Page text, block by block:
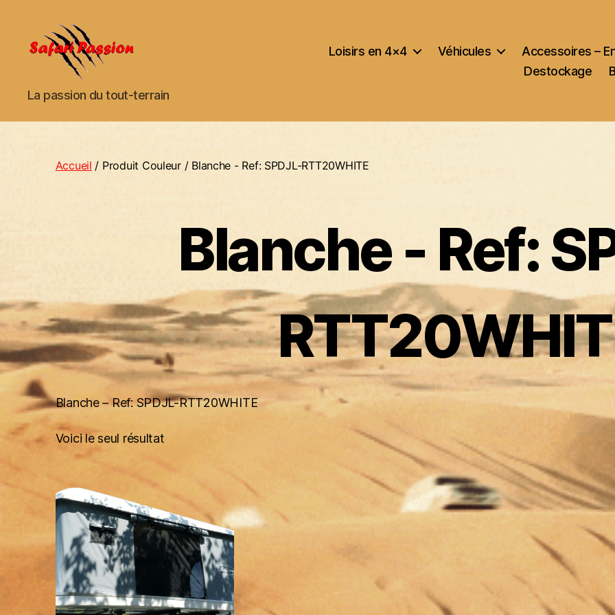
Safari
La passion du tout-terrain
Loisirs en 4×4 Véhicules
Accessoires –
Destockage
Accueil / Produit Couleur / Blanche - Ref: SPDJL-RTT20WHITE
Blanche - Ref:
Blanche – Ref: SPDJL-RTT20WHITE
Voici le seul résultat